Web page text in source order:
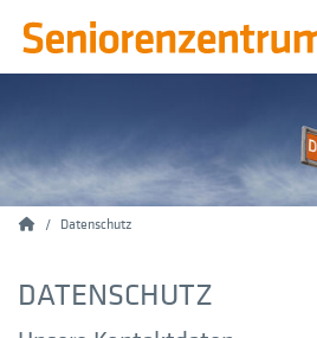
HomeDatenschutz
DATENSCHUTZ